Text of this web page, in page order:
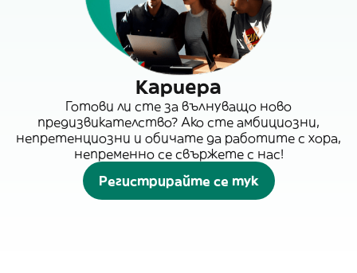
Кариера
Готови ли сте за вълнуващо ново
предизвикателство? Ако сте амбициозни,
непретенциозни и обичате да работите с хора,
непременно се свържете с нас!
Регистрирайте се тук